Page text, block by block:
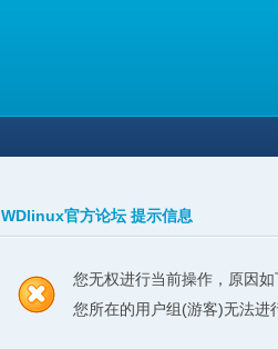
WDlinux官方论坛 提示信息
您无权进行当前操作，原因如
您所在的用户组(游客)无法进